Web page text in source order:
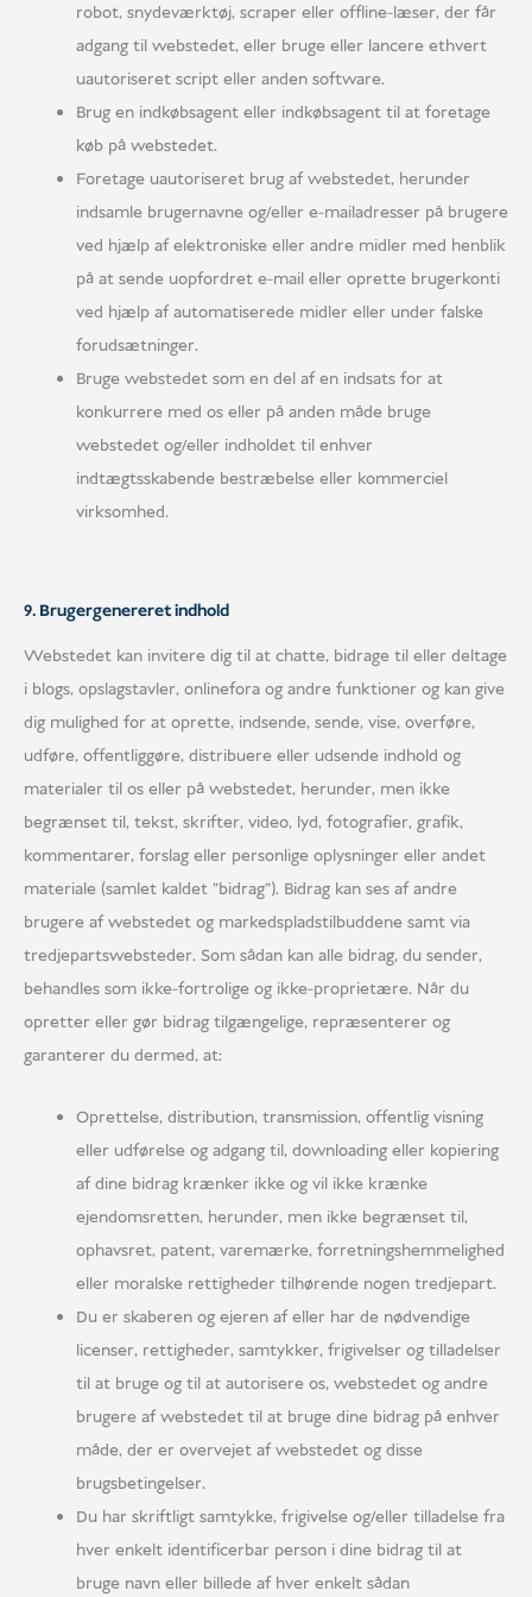
robot, snydeværktøj, scraper eller offline-læser, der får
adgang til webstedet, eller bruge eller lancere ethvert
uautoriseret script eller anden software.
Brug en indkøbsagent eller indkøbsagent til at foretage
køb på webstedet.
Foretage uautoriseret brug af webstedet, herunder
indsamle brugernavne og/eller e-mailadresser på brugere
ved hjælp af elektroniske eller andre midler med henblik
på at sende uopfordret e-mail eller oprette brugerkonti
ved hjælp af automatiserede midler eller under falske
forudsætninger.
Bruge webstedet som en del af en indsats for at
konkurrere med os eller på anden måde bruge
webstedet og/eller indholdet til enhver
indtægtsskabende bestræbelse eller kommerciel
virksomhed.
9. Brugergenereret indhold
Webstedet kan invitere dig til at chatte, bidrage til eller deltage
i blogs, opslagstavler, onlinefora og andre funktioner og kan give
dig mulighed for at oprette, indsende, sende, vise, overføre,
udføre, offentliggøre, distribuere eller udsende indhold og
materialer til os eller på webstedet, herunder, men ikke
begrænset til, tekst, skrifter, video, lyd, fotografier, grafik,
kommentarer, forslag eller personlige oplysninger eller andet
materiale (samlet kaldet "bidrag"). Bidrag kan ses af andre
brugere af webstedet og markedspladstilbuddene samt via
tredjepartswebsteder. Som sådan kan alle bidrag, du sender,
behandles som ikke-fortrolige og ikke-proprietære. Når du
opretter eller gør bidrag tilgængelige, repræsenterer og
garanterer du dermed, at:
Oprettelse, distribution, transmission, offentlig visning
eller udførelse og adgang til, downloading eller kopiering
af dine bidrag krænker ikke og vil ikke krænke
ejendomsretten, herunder, men ikke begrænset til,
ophavsret, patent, varemærke, forretningshemmelighed
eller moralske rettigheder tilhørende nogen tredjepart.
Du er skaberen og ejeren af eller har de nødvendige
licenser, rettigheder, samtykker, frigivelser og tilladelser
til at bruge og til at autorisere os, webstedet og andre
brugere af webstedet til at bruge dine bidrag på enhver
måde, der er overvejet af webstedet og disse
brugsbetingelser.
Du har skriftligt samtykke, frigivelse og/eller tilladelse fra
hver enkelt identificerbar person i dine bidrag til at
bruge navn eller billede af hver enkelt sådan